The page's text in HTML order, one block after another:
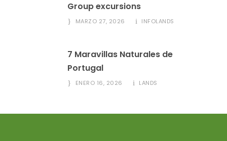
Group excursions
MARZO 27, 2026 INFOLANDS
7 Maravillas Naturales de
Portugal
ENERO 16, 2026 LANDS